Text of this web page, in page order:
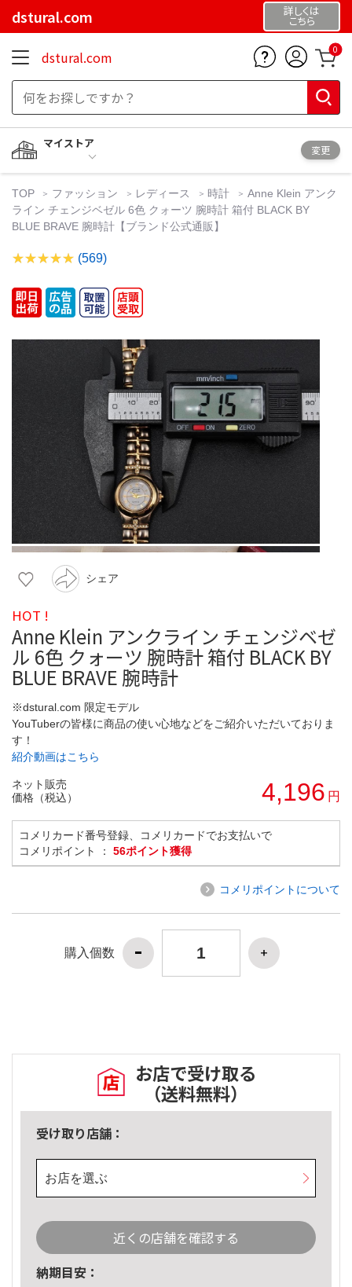
dstural.com 詳しくは
こちら
dstural.com 0
マイストア
変更
TOP ファッション レディース 時計
Anne Klein アンク
ライン チェンジベゼル 6色 クォーツ 腕時計 箱付 BLACK BY
BLUE BRAVE 腕時計【ブランド公式通販】
(569)
シェア
HOT !
Anne Klein アンクライン チェンジベゼ
ル 6色 クォーツ 腕時計 箱付 BLACK BY
BLUE BRAVE 腕時計
※dstural.com 限定モデル
YouTuberの皆様に商品の使い心地などをご紹介いただいておりま
す！
紹介動画はこちら
ネット販売
価格（税込）
4,196 円
コメリカード番号登録、コメリカードでお支払いで
コメリポイント ： 56ポイント獲得
コメリポイントについて
購入個数
お店で受け取る
（送料無料）
受け取り店舗：
お店を選ぶ
近くの店舗を確認する
納期目安：